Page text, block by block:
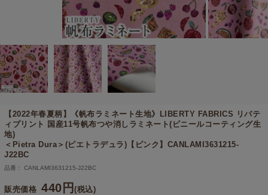
【2022年春夏柄】《帆布ラミネート生地》
LIBERTY FABRICS リバテ
ィプリント 国産11号帆布つや消しラミネート(ビニールコーティング生
地)
＜Pietra Dura＞(ピエトラデュラ)【ピンク】CANLAMI3631215-
J22BC
品番： CANLAMI3631215-J22BC
販売価格 440円(税込)